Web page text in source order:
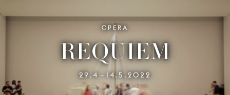
OPERA
REQUIEM
29.4 – 14.5.2022